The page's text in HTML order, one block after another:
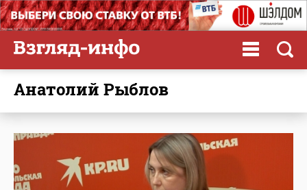
Анатолий Рыблов